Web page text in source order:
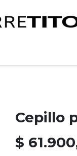
Cepillo
$